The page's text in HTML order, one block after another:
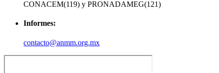
CONACEM(119) y PRONADAMEG(121)
Informes:
contacto@anmm.org.mx